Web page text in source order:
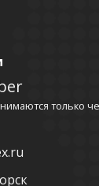
только